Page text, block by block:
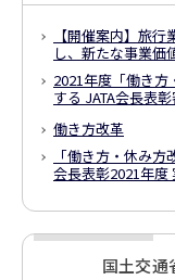
【開催案内】旅行
し、新たな事業価
2021年度「働き
する JATA会長表
働き方改革
「働き方・休み
会長表彰2021年度
国土交通